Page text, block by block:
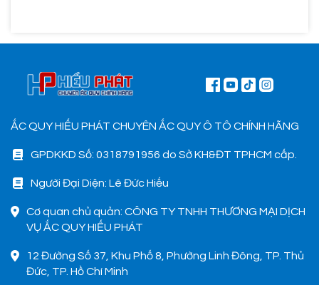
ẮC QUY HIẾU PHÁT CHUYÊN ẮC QUY Ô TÔ CHÍNH HÃNG
GPDKKD Số: 0318791956 do Sở KH&ĐT TPHCM cấp.
Người Đại Diện: Lê Đức Hiếu
Cơ quan chủ quản: CÔNG TY TNHH THƯƠNG MẠI DỊCH
VỤ ẮC QUY HIẾU PHÁT
12 Đường Số 37, Khu Phố 8, Phường Linh Đông, TP. Thủ
Đức, TP. Hồ Chí Minh